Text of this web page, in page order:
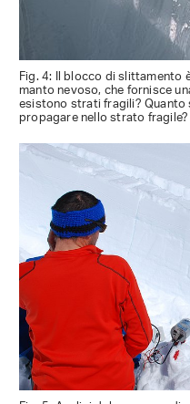
Fig. 4: Il blocco di
manto nevoso, che fornisce
esistono strati fragili?
propagare nello strato